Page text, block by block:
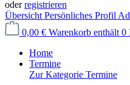
oderregistrieren
Übersicht Persönliches Profil
0,00 € Warenkorb enthält 0
Home
Termine
Zur Kategorie Termine